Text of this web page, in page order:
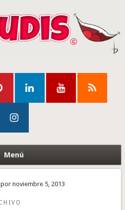
Menú
por noviembre 5, 2013